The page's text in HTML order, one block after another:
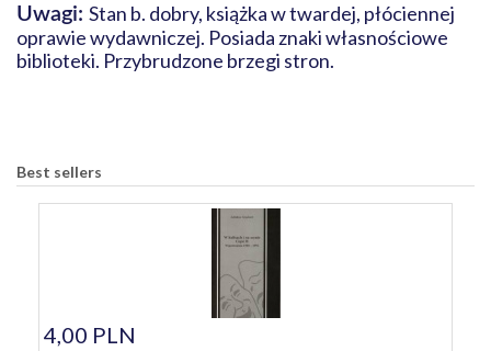
Uwagi: Stan b. dobry, książka w twardej, płóciennej
oprawie wydawniczej. Posiada znaki własnościowe
biblioteki. Przybrudzone brzegi stron.
Best sellers
4,00 PLN